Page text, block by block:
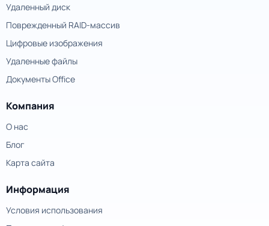
Удаленный диск
Поврежденный RAID-массив
Цифровые изображения
Удаленные файлы
Документы Office
Компания
О нас
Блог
Карта сайта
Информация
Условия использования